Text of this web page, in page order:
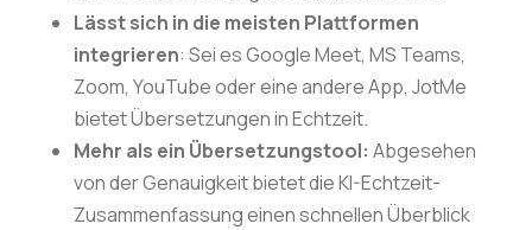
Lässt sich in die meisten Plattformen
integrieren: Sei es Google Meet, MS Teams,
Zoom, YouTube oder eine andere App, JotMe
bietet Übersetzungen in Echtzeit.
Mehr als ein Übersetzungstool:Abgesehen
von der Genauigkeit bietet die KI-Echtzeit-
Zusammenfassung einen schnellen Überblick